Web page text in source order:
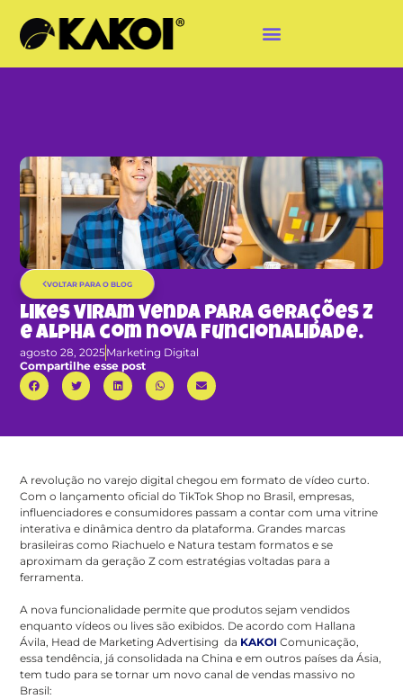
VOLTAR PARA O BLOG
Likes viram venda para gerações Z
e Alpha com nova funcionalidade.
agosto 28, 2025Marketing Digital
Compartilhe esse post
A revolução no varejo digital chegou em formato de vídeo curto.
Com o lançamento oficial do TikTok Shop no Brasil, empresas,
influenciadores e consumidores passam a contar com uma vitrine
interativa e dinâmica dentro da plataforma. Grandes marcas
brasileiras como Riachuelo e Natura testam formatos e se
aproximam da geração Z com estratégias voltadas para a
ferramenta.
A nova funcionalidade permite que produtos sejam vendidos
enquanto vídeos ou lives são exibidos. De acordo com Hallana
Ávila, Head de Marketing Advertising da KAKOI Comunicação,
essa tendência, já consolidada na China e em outros países da Ásia,
tem tudo para se tornar um novo canal de vendas massivo no
Brasil: